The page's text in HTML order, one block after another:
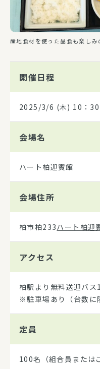
産地食材を使った昼食も楽し
開催日程
2025/3/6 (木) 10：
会場名
ハート柏迎賓館
会場住所
柏市柏233ハート柏迎
アクセス
柏駅より無料送迎バス
※駐車場あり（台数に
定員
100名（組合員または